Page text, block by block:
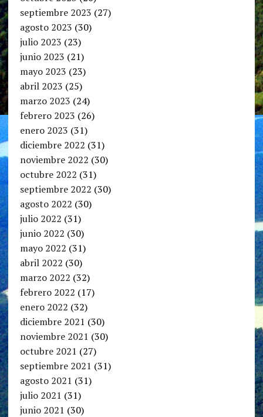
septiembre 2023 (27)
agosto 2023 (30)
julio 2023 (23)
junio 2023 (21)
mayo 2023 (23)
abril 2023 (25)
marzo 2023 (24)
febrero 2023 (26)
enero 2023 (31)
diciembre 2022 (31)
noviembre 2022 (30)
octubre 2022 (31)
septiembre 2022 (30)
agosto 2022 (30)
julio 2022 (31)
junio 2022 (30)
mayo 2022 (31)
abril 2022 (30)
marzo 2022 (32)
febrero 2022 (17)
enero 2022 (32)
diciembre 2021 (30)
noviembre 2021 (30)
octubre 2021 (27)
septiembre 2021 (31)
agosto 2021 (31)
julio 2021 (31)
junio 2021 (30)